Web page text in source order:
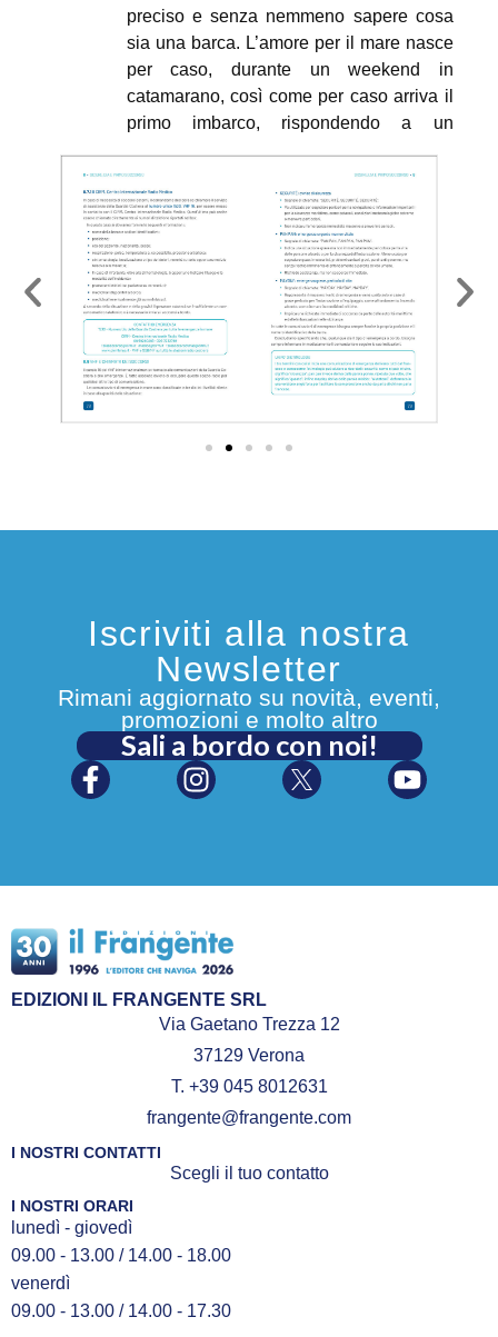
preciso e senza nemmeno sapere cosa
sia una barca. L’amore per il mare nasce
per caso, durante un weekend in
catamarano, così come per caso arriva il
primo imbarco, rispondendo a un
carriera che la porta a navigare a bordo
di imbarcazioni di ogni tipo, in
Mediterraneo d’estate e ai Caraibi
d’inverno, a compiere sei traversate
atlantiche, una del Pacifico e una
dell’Indiano, e a toccare persino i mari
del Nord.
Nel 2023 fonda Sea Crew Academy con
l’obiettivo di trasmettere la sua
Iscriviti alla nostra
Newsletter
Rimani aggiornato su novità, eventi,
promozioni e molto altro
Sali a bordo con noi!
EDIZIONI IL FRANGENTE SRL
Via Gaetano Trezza 12
37129 Verona
T. +39 045 8012631
frangente@frangente.com
I NOSTRI CONTATTI
Scegli il tuo contatto
I NOSTRI ORARI
lunedì - giovedì
09.00 - 13.00 / 14.00 - 18.00
venerdì
09.00 - 13.00 / 14.00 - 17.30